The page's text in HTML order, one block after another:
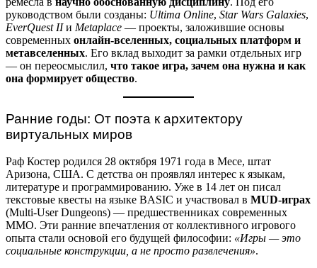
руководством были созданы: Ultima Online, Star Wars Galaxies,
EverQuest IIи Metaplace — проекты, заложившие основы
современных онлайн-вселенных, социальных платформ и
метавселенных. Его вклад выходит за рамки отдельных игр
— он переосмыслил, что такое игра, зачем она нужна и как
она формирует общество.
Ранние годы: От поэта к архитектору
виртуальных миров
Раф Костер родился 28 октября 1971 года в Месе, штат
Аризона, США. С детства он проявлял интерес к языкам,
литературе и программированию. Уже в 14 лет он писал
текстовые квесты на языке BASIC и участвовал в MUD-играх
(Multi-User Dungeons) — предшественниках современных
MMO. Эти ранние впечатления от коллективного игрового
опыта стали основой его будущей философии: «Игры — это
социальные конструкции, а не просто развлечения».